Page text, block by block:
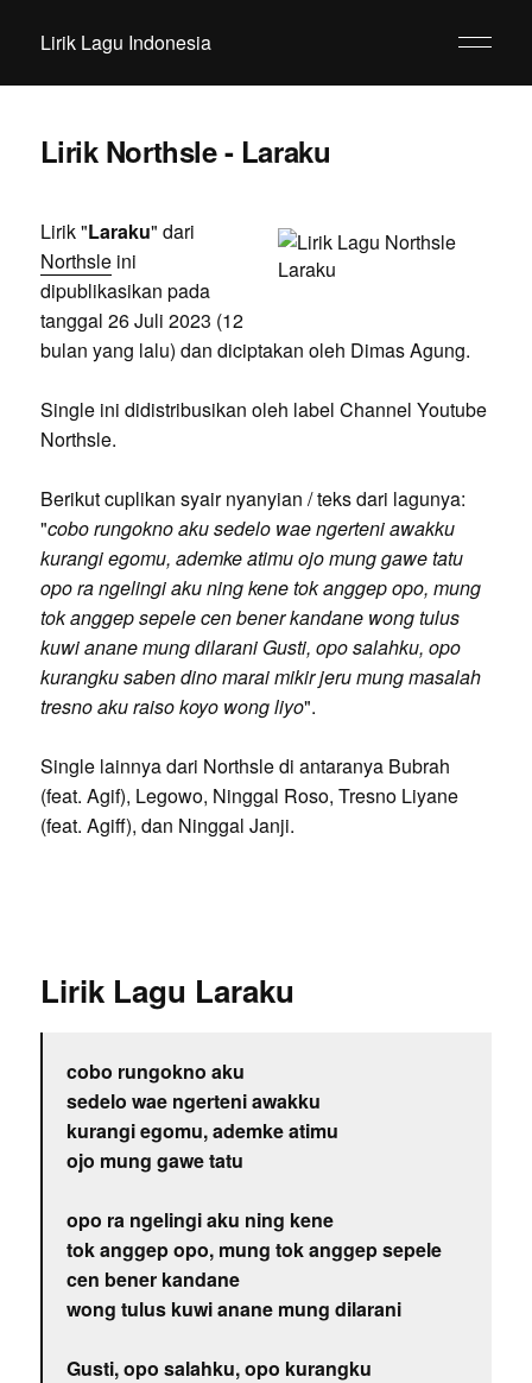
Lirik Lagu Indonesia
Lirik Northsle - Laraku
Lirik "Laraku" dari
Northsleini
dipublikasikan pada
tanggal 26 Juli 2023 (12
bulan yang lalu) dan diciptakan oleh Dimas Agung.
Single ini didistribusikan oleh label Channel Youtube
Northsle.
Berikut cuplikan syair nyanyian / teks dari lagunya:
"cobo rungokno aku sedelo wae ngerteni awakku
kurangi egomu, ademke atimu ojo mung gawe tatu
opo ra ngelingi aku ning kene tok anggep opo, mung
tok anggep sepele cen bener kandane wong tulus
kuwi anane mung dilarani Gusti, opo salahku, opo
kurangku saben dino marai mikir jeru mung masalah
tresno aku raiso koyo wong liyo".
Single lainnya dari Northsle di antaranya Bubrah
(feat. Agif), Legowo, Ninggal Roso, Tresno Liyane
(feat. Agiff), dan Ninggal Janji.
Lirik Lagu Laraku
cobo rungokno aku
sedelo wae ngerteni awakku
kurangi egomu, ademke atimu
ojo mung gawe tatu
opo ra ngelingi aku ning kene
tok anggep opo, mung tok anggep sepele
cen bener kandane
wong tulus kuwi anane mung dilarani
Gusti, opo salahku, opo kurangku